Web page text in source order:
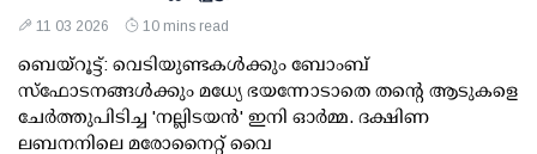
11 03 2026 10 mins read
ബെയ്‌റൂട്ട്: വെടിയുണ്ടകൾക്കും ബോംബ്
സ്‌ഫോടനങ്ങൾക്കും മധ്യേ ഭയന്നോടാതെ തന്റെ ആടുകളെ
ചേർത്തുപിടിച്ച 'നല്ലിടയൻ' ഇനി ഓർമ്മ. ദക്ഷിണ
ലബനനിലെ മരോനൈറ്റ് വൈ